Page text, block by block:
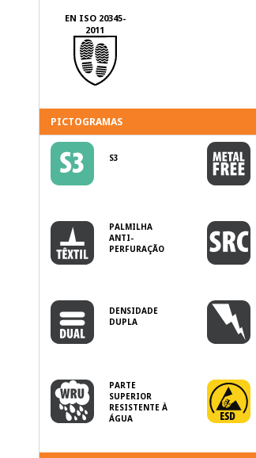
EN ISO 20345-
2011
PICTOGRAMAS
S3
PALMILHA
ANTI-
PERFURAÇÃO
DENSIDADE
DUPLA
PARTE
SUPERIOR
RESISTENTE À
ÁGUA